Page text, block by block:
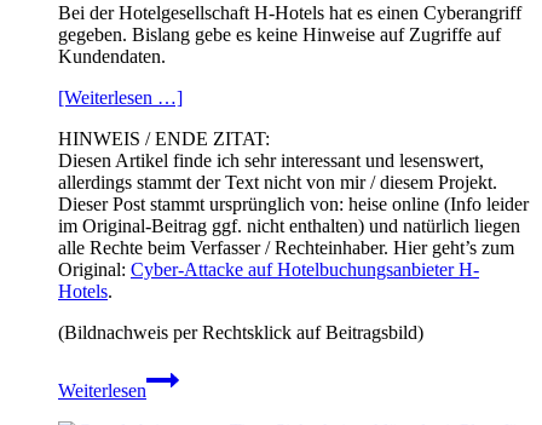
Bei der Hotelgesellschaft H-Hotels hat es einen Cyberangriff
gegeben. Bislang gebe es keine Hinweise auf Zugriffe auf
Kundendaten.
[Weiterlesen …]
HINWEIS / ENDE ZITAT:
Diesen Artikel finde ich sehr interessant und lesenswert,
allerdings stammt der Text nicht von mir / diesem Projekt.
Dieser Post stammt ursprünglich von: heise online (Info leider
im Original-Beitrag ggf. nicht enthalten) und natürlich liegen
alle Rechte beim Verfasser / Rechteinhaber. Hier geht’s zum
Original: Cyber-Attacke auf Hotelbuchungsanbieter H-
Hotels.
(Bildnachweis per Rechtsklick auf Beitragsbild)
Weiterlesen
Cyber-
Attacke